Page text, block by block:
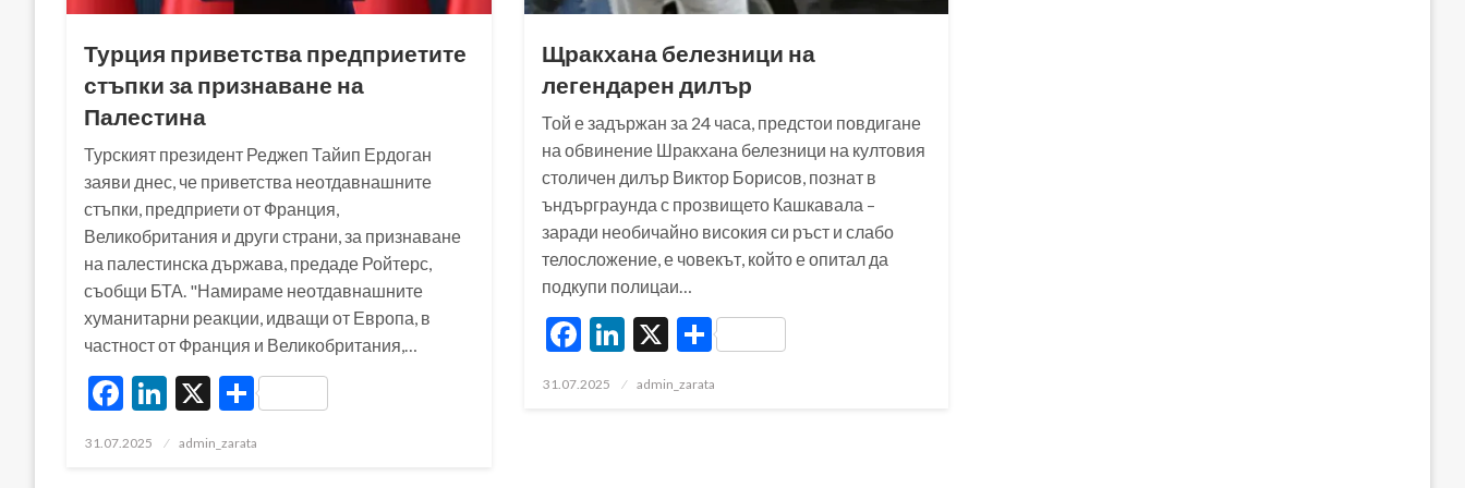
Турция приветства предприетите
стъпки за признаване на
Палестина
Турският президент Реджеп Тайип Ердоган
заяви днес, че приветства неотдавнашните
стъпки, предприети от Франция,
Великобритания и други страни, за признаване
на палестинска държава, предаде Ройтерс,
съобщи БТА. "Намираме неотдавнашните
хуманитарни реакции, идващи от Европа, в
частност от Франция и Великобритания,…
Facebook
LinkedIn
X Share
Posted
31.07.2025 admin_zarata
Щракхана белезници на
легендарен дилър
Той е задържан за 24 часа, предстои повдигане
на обвинение Шракхана белезници на култовия
столичен дилър Виктор Борисов, познат в
ъндърграунда с прозвището Кашкавала –
заради необичайно високия си ръст и слабо
телосложение, е човекът, който е опитал да
подкупи полицаи…
Facebook
LinkedIn
X Share
Posted
31.07.2025 admin_zarata